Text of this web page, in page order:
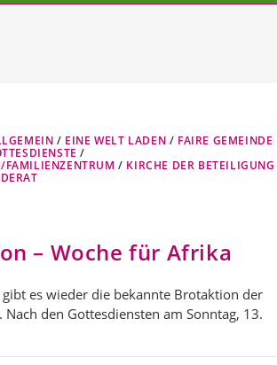
/ EINE WELT LADEN / FAIRE GEMEINDE
/
FAMILIENZENTRUM / KIRCHE DER BETEILIGUNG
– Woche für Afrika
gibt es wieder die bekannte Brotaktion der
Nach den Gottesdiensten am Sonntag, 13.